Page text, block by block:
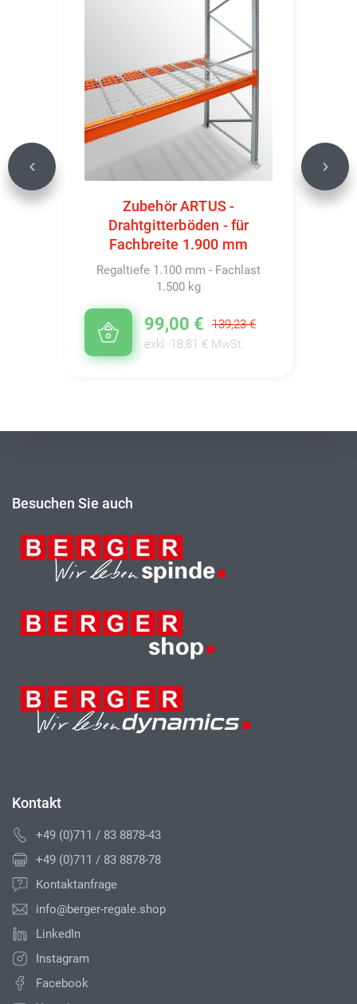
Zubehör ARTUS -
Drahtgitterböden - für
Fachbreite 1.900 mm
Regaltiefe 1.100 mm - Fachlast
1.500 kg
99,00 €
139,23 €
exkl. 18,81 € MwSt.
Previous Next
Besuchen Sie auch
Kontakt
+49 (0)711 / 83 8878-43
+49 (0)711 / 83 8878-78
Kontaktanfrage
info@berger-regale.shop
LinkedIn
Instagram
Facebook